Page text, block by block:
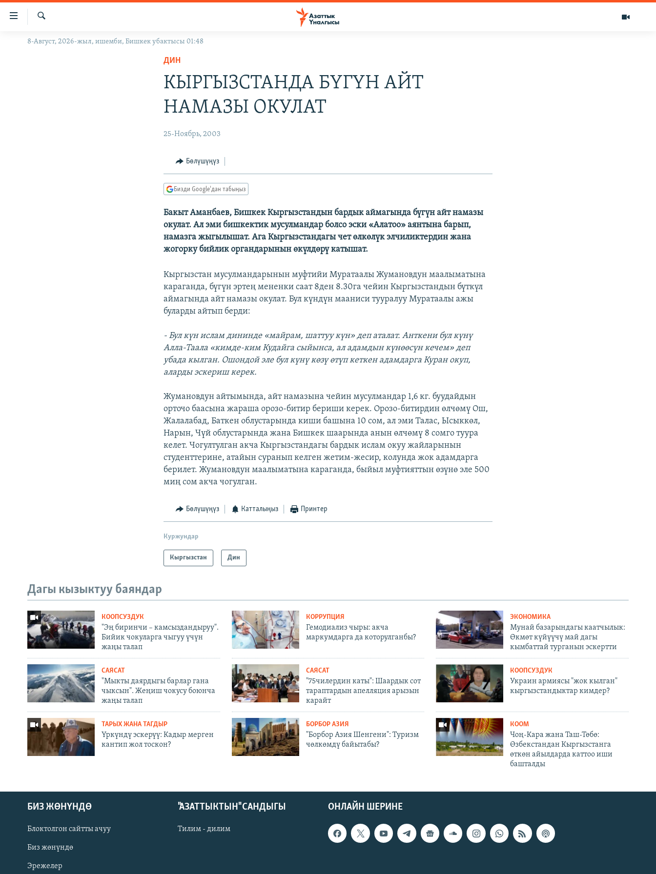
Линктер
Мазмунга
Навигацияга
ЖАҢЫЛЫКТАР
Русский
Издөө
8-Август, 2026-жыл, ишемби, Бишкек убактысы 01:48
ДИН
КЫРГЫЗСТАНДА БҮГҮН АЙТ
НАМАЗЫ ОКУЛАТ
25-Ноябрь, 2003
Бөлүшүңүз
Бизди Google'дан табыңыз
Бакыт Аманбаев, Бишкек Кыргызстандын бардык аймагында бүгүн айт намазы
окулат. Ал эми бишкектик мусулмандар болсо эски «Алатоо» аянтына барып,
намазга жыгылышат. Ага Кыргызстандагы чет өлкөлүк элчиликтердин жана
жогорку бийлик органдарынын өкүлдөрү катышат.
Кыргызстан мусулмандарынын муфтийи Муратаалы Жумановдун маалыматына
караганда, бүгүн эртең мененки саат 8ден 8.30га чейин Кыргызстандын бүткүл
аймагында айт намазы окулат. Бул күндүн мааниси тууралуу Муратаалы ажы
буларды айтып берди:
- Бул күн ислам дининде «майрам, шаттуу күн» деп аталат. Анткени бул күнү
Алла-Таала «кимде-ким Кудайга сыйынса, ал адамдын күнөөсүн кечем» деп
убада кылган. Ошондой эле бул күнү көзү өтүп кеткен адамдарга Куран окуп,
аларды эскериш керек.
Жумановдун айтымында, айт намазына чейин мусулмандар 1,6 кг. буудайдын
орточо баасына жараша орозо-битир бериши керек. Орозо-битирдин өлчөмү Ош,
Жалалабад, Баткен облустарында киши башына 10 сом, ал эми Талас, Ысыккөл,
Нарын, Чүй облустарында жана Бишкек шаарында анын өлчөмү 8 сомго туура
келет. Чогултулган акча Кыргызстандагы бардык ислам окуу жайларынын
студенттерине, атайын суранып келген жетим-жесир, колунда жок адамдарга
берилет. Жумановдун маалыматына караганда, быйыл муфтияттын өзүнө эле 500
миң сом акча чогулган.
Бөлүшүңүз Катталыңыз Принтер
Куржундар
Кыргызстан Дин
Дагы кызыктуу баяндар
КООПСУЗДУК
"Эң биринчи – камсыздандыруу".
Бийик чокуларга чыгуу үчүн
жаңы талап
КОРРУПЦИЯ
Гемодиализ чыры: акча
маркумдарга да которулганбы?
ЭКОНОМИКА
Мунай базарындагы каатчылык:
Өкмөт күйүүчү май дагы
кымбаттай турганын эскертти
САЯСАТ
"Мыкты даярдыгы барлар гана
чыксын". Жеңиш чокусу боюнча
жаңы талап
САЯСАТ
"75чилердин каты": Шаардык сот
тараптардын апелляция арызын
карайт
КООПСУЗДУК
Украин армиясы "жок кылган"
кыргызстандыктар кимдер?
ТАРЫХ ЖАНА ТАГДЫР
Үркүндү эскерүү: Кадыр мерген
кантип жол тоскон?
БОРБОР АЗИЯ
"Борбор Азия Шенгени": Туризм
чөлкөмдү байытабы?
КООМ
Чоң-Кара жана Таш-Төбө:
Өзбекстандан Кыргызстанга
өткөн айылдарда каттоо иши
башталды
ОНЛАЙН ШЕРИНЕ
БИЗ ЖӨНҮНДӨ
Блоктолгон сайтты ачуу
Биз жөнүндө
Эрежелер
"АЗАТТЫКТЫН" САНДЫГЫ
Тилим - дилим